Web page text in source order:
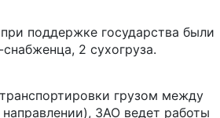
поддержке государства были
2 сухогруза.
грузом между
ЗАО ведет работы